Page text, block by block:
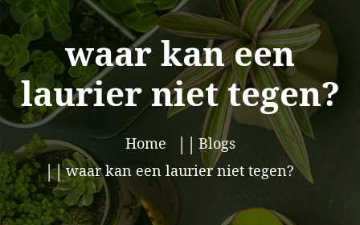
waar kan een
laurier niet tegen?
Home
Blogs
waar kan een laurier niet tegen?